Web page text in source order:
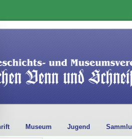
Museum Jugend